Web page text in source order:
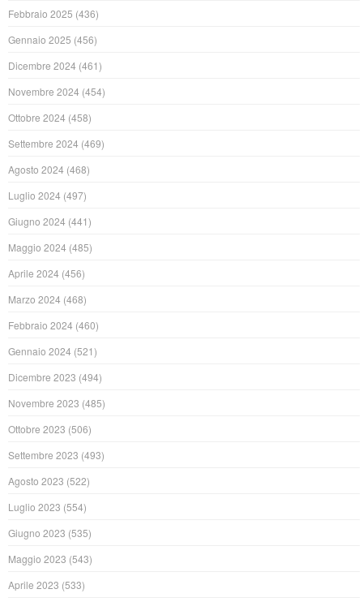
Febbraio 2025 (436)
Gennaio 2025 (456)
Dicembre 2024 (461)
Novembre 2024 (454)
Ottobre 2024 (458)
Settembre 2024 (469)
Agosto 2024 (468)
Luglio 2024 (497)
Giugno 2024 (441)
Maggio 2024 (485)
Aprile 2024 (456)
Marzo 2024 (468)
Febbraio 2024 (460)
Gennaio 2024 (521)
Dicembre 2023 (494)
Novembre 2023 (485)
Ottobre 2023 (506)
Settembre 2023 (493)
Agosto 2023 (522)
Luglio 2023 (554)
Giugno 2023 (535)
Maggio 2023 (543)
Aprile 2023 (533)